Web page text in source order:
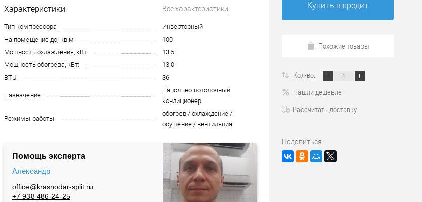
Характеристики: Все характеристики
Тип компрессора
Инверторный
На помещение до, кв.м
100
Мощность охлаждения, кВт:
13.5
Мощность обогрева, кВт:
13.0
BTU
36
Назначение
Напольно-потолочный
кондиционер
Режимы работы
обогрев / охлаждение /
осушение / вентиляция
Помощь эксперта
Александр
office@krasnodar-split.ru
+7 938 486-24-25
Купить в кредит
Похожие товары
Кол-во:
Нашли дешевле
Рассчитать доставку
Поделиться